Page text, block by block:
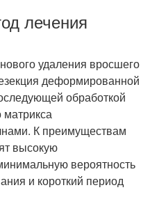
лечения
удаления вросшего
деформированной
обработкой
матрикса
К преимуществам
высокую
вероятность
и короткий период